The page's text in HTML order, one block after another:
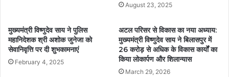
August 23, 2025
मुख्यमंत्री विष्णुदेव साय ने पुलिस
महानिदेशक श्री अशोक जुनेजा को
सेवानिवृत्ति पर दी शुभकामनाएं
February 4, 2025
अटल परिसर से विकास का नया अध्याय:
मुख्यमंत्री विष्णुदेव साय ने बिलासपुर में
26 करोड़ से अधिक के विकास कार्यों का
किया लोकार्पण और शिलान्यास
March 29, 2026